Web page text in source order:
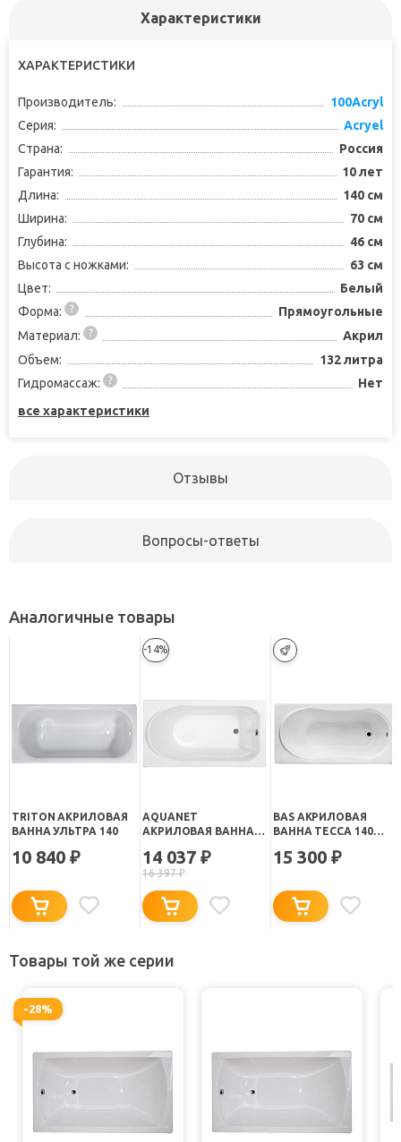
Характеристики
ХАРАКТЕРИСТИКИ
Производитель:
100Acryl
Серия:
Acryel
Страна:
Россия
Гарантия:
10 лет
Длина:
140 см
Ширина:
70 см
Глубина:
46 см
Высота с ножками:
63 см
Цвет:
Белый
Форма:
Прямоугольные
Материал:
Акрил
Объем:
132 литра
Гидромассаж:
Нет
все характеристики
Отзывы
Вопросы-ответы
Аналогичные товары
TRITON АКРИЛОВАЯ
ВАННА УЛЬТРА 140
10 840 ₽
-14%
AQUANET
АКРИЛОВАЯ ВАННА
14 037 ₽
16 397₽
BAS АКРИЛОВАЯ
ВАННА ТЕССА 140
15 300 ₽
Товары той же серии
-28%